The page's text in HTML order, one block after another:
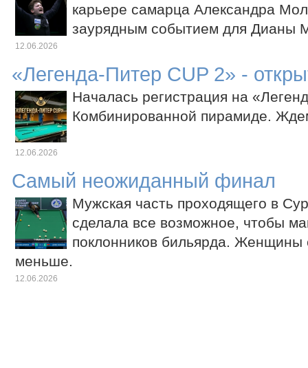
карьере самарца Александра
заурядным событием для Дианы
12.06.2026
«Легенда-Питер CUP 2» -
Началась регистрация на
Комбинированной пирамиде.
12.06.2026
Самый неожиданный финал
Мужская часть проходящего в
сделала все возможное, чтобы
поклонников бильярда. Женщины
меньше.
12.06.2026